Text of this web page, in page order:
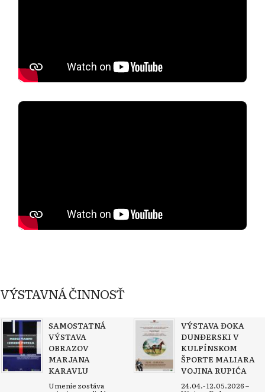
VÝSTAVNÁ ČINNOSŤ
SAMOSTATNÁ
VÝSTAVA
OBRAZOV
MARJANA
KARAVLU
Umenie zostáva
VÝSTAVA ĐOKA
DUNĐERSKI V
KULPÍNSKOM
ŠPORTE MALIARA
VOJINA RUPIĆA
24.04.- 12.05.2026 –